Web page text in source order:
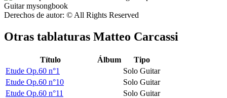
Derechos de autor: © All Rights Reserved
Otras tablaturas Matteo Carcassi
Título Álbum
Tipo
Etude Op.60 n°1
Solo Guitar
Etude Op.60 n°10
Solo Guitar
Etude Op.60 n°11
Solo Guitar